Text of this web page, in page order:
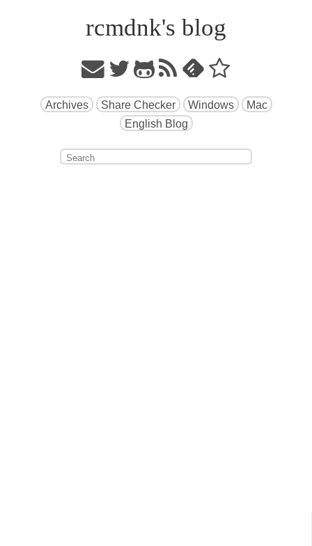
rcmdnk's blog
Archives Share Checker Windows
Mac
English Blog